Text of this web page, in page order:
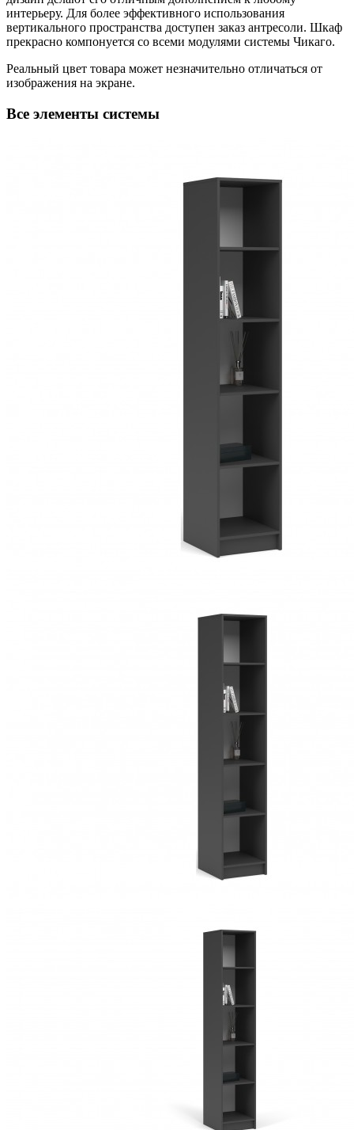
интерьеру. Для более эффективного использования
вертикального пространства доступен заказ антресоли. Шкаф
прекрасно компонуется со всеми модулями системы Чикаго.
Реальный цвет товара может незначительно отличаться от
изображения на экране.
Все элементы системы